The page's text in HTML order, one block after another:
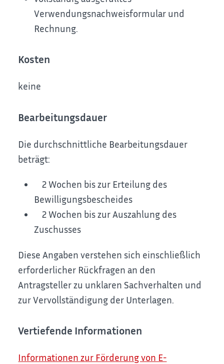
Verwendungsnachweisformular und
Rechnung.
Kosten
keine
Bearbeitungsdauer
Die durchschnittliche Bearbeitungsdauer
beträgt:
­ 2 Wochen bis zur Erteilung des
Bewilligungsbescheides
­ 2 Wochen bis zur Auszahlung des
Zuschusses
Diese Angaben verstehen sich einschließlich
erforderlicher Rückfragen an den
Antragsteller zu unklaren Sachverhalten und
zur Vervollständigung der Unterlagen.
Vertiefende Informationen
Informationen zur Förderung von E-